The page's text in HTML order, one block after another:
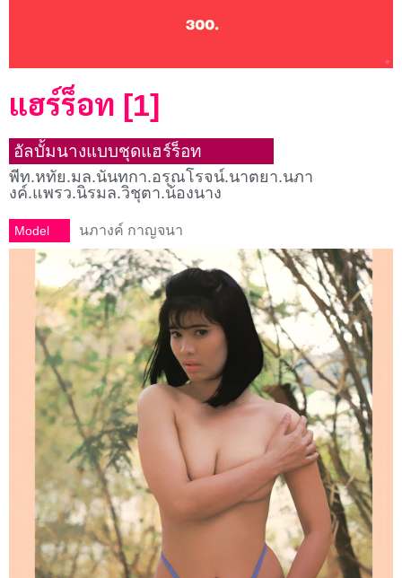
แฮร์ร็อท [1]
อัลบั้มนางแบบชุดแฮร์ร็อท
พีท.หทัย.มล.นันทกา.อรุณโรจน์.นาตยา.นภา
งค์.แพรว.นิรมล.วิชุตา.น้องนาง
Model นภางค์ กาญจนา